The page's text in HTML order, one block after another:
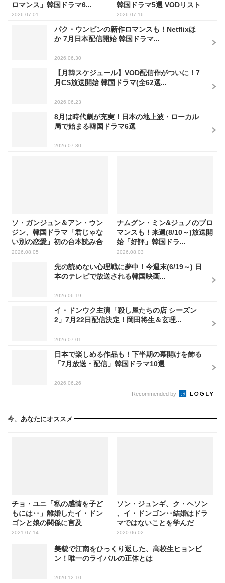
ロマンス」韓国ドラマ6...
2026.07.01
韓国ドラマ5選 VODリスト
2026.07.16
パク・ウンビンの新作ロマンスも！Netflixほ
か 7月日本配信開始 韓国ドラマ...
2026.06.30
【月韓スケジュール】VOD配信作がついに！7
月CS放送開始 韓国ドラマ(全62選...
2026.06.23
8月は時代劇が充実！日本の地上波・ローカル
局で始まる韓国ドラマ6選
2026.07.30
ソ・ガンジュン＆アン・ウン
ジン、韓国ドラマ「君じゃな
い別の恋愛」初の台本読み合
わ...
2026.08.05
ナムグン・ミン&ジュノのブロ
マンスも！来週(8/10～)放送開
始「好評」韓国ドラ...
2026.08.03
先の読めない心理戦に夢中！今週末(6/19～) 日
本のテレビで放送される韓国映画...
2026.06.19
イ・ドンウク主演「殺し屋たちの店 シーズン
2」7月22日配信決定！岡田将生＆玄理...
2026.07.01
日本で楽しめる作品も！下半期の幕開けを飾る
「7月放送・配信」韓国ドラマ10選
2026.06.26
Recommended by
今、あなたにオススメ
チョ・ユニ「私の感情を子ど
もには‥」離婚したイ・ドン
ゴンと娘の関係に言及
2021.07.14
ソン・ジュンギ、ク・ヘソン
、イ・ドンゴン‥結婚はドラ
マではないことを学んだ
2020.06.02
美貌で江南をひっくり返した、高校生ヒョンビ
ン！唯一のライバルの正体とは
2020.12.10